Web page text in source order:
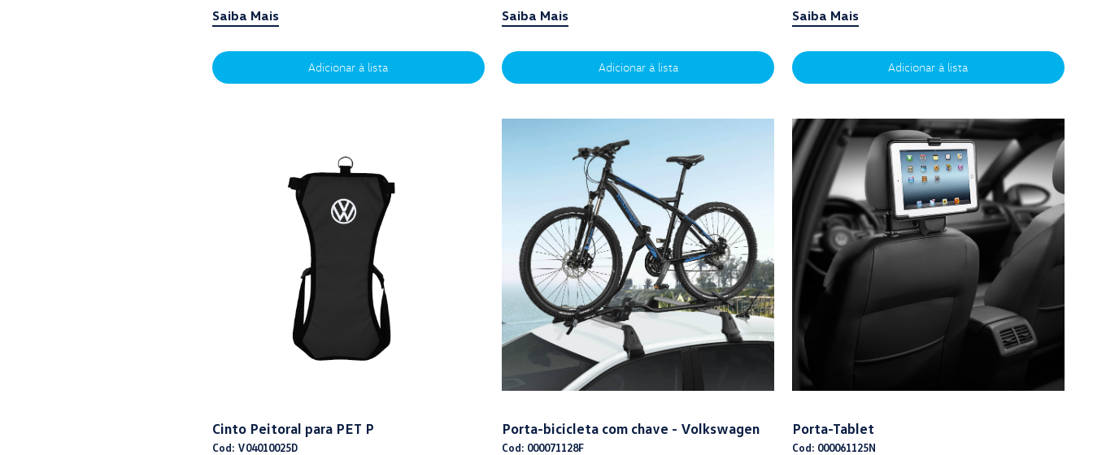
para...
Saiba Mais
Adicionar à lista
Saiba Mais
Adicionar à lista
Saiba Mais
Adicionar à lista
Cinto Peitoral para PET P
Cod: V04010025D
Porta-bicicleta com chave - Volkswagen
Cod: 000071128F
Porta-Tablet
Cod: 000061125N